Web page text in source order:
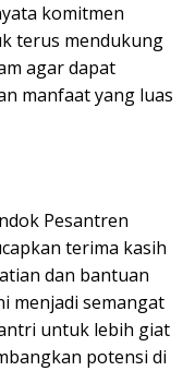
komitmen
terus mendukung
agar dapat
manfaat yang luas
Pesantren
terima kasih
dan bantuan
menjadi semangat
untuk lebih giat
potensi di